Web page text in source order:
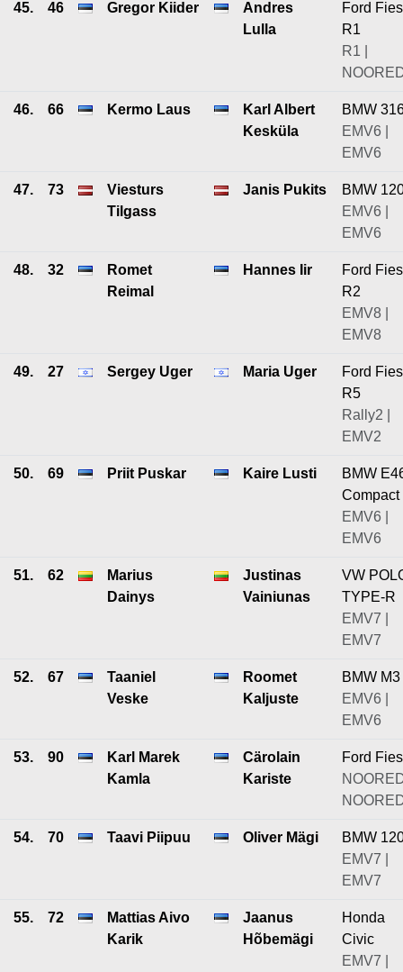
45. 46 Gregor Kiider
Andres
Lulla
Ford
R1
R1 |
46. 66 Kermo Laus
Karl Albert
Kesküla
BMW
EMV6 |
EMV6
47. 73
Viesturs
Tilgass
Janis Pukits
BMW
EMV6 |
EMV6
48. 32
Romet
Reimal
Hannes Iir
Ford
R2
EMV8 |
EMV8
49. 27 Sergey Uger Maria Uger
Ford
R5
Rally2 |
EMV2
50. 69 Priit Puskar Kaire Lusti
BMW
Compact
EMV6 |
EMV6
51. 62
Marius
Dainys
Justinas
Vainiunas
VW
TYPE-R
EMV7 |
EMV7
52. 67
Taaniel
Veske
Roomet
Kaljuste
BMW M3
EMV6 |
EMV6
53. 90
Karl Marek
Kamla
Cärolain
Kariste
Ford
54. 70 Taavi Piipuu Oliver Mägi
BMW
EMV7 |
EMV7
55. 72
Mattias Aivo
Karik
Jaanus
Hõbemägi
Honda
Civic
EMV7 |